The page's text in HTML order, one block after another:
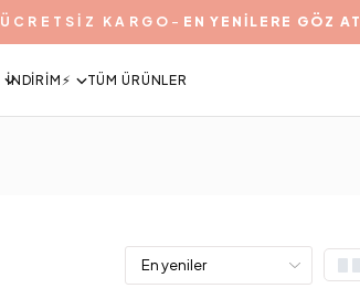
ÜCRETSİZ KARGO - EN YENİLERE GÖZ AT
İNDIRIM⚡️ TÜM ÜRÜNLER